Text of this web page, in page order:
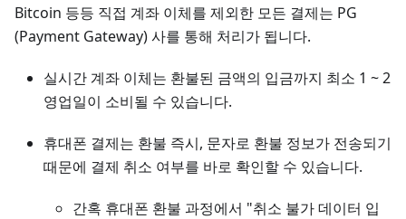
Bitcoin 등등 직접 계좌 이체를 제외한 모든 결제는 PG
(Payment Gateway) 사를 통해 처리가 됩니다.
실시간 계좌 이체는 환불된 금액의 입금까지 최소 1 ~ 2
영업일이 소비될 수 있습니다.
휴대폰 결제는 환불 즉시, 문자로 환불 정보가 전송되기
때문에 결제 취소 여부를 바로 확인할 수 있습니다.
간혹 휴대폰 환불 과정에서 "취소 불가 데이터 입